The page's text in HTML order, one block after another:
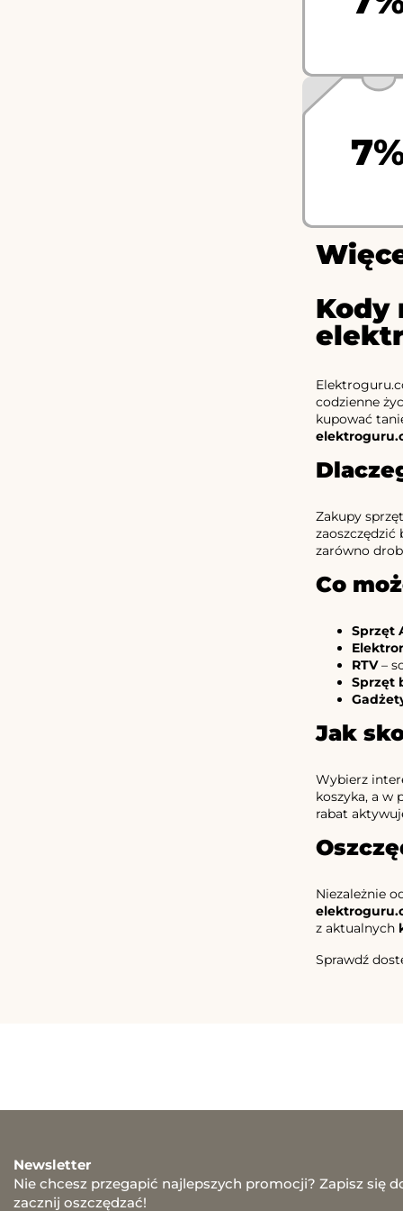
Kody
codzienne
kupować
Zakupy
zarówno
Co
Sprzęt
RTV–
Sprzęt
Jak
Wybierz
koszyka, a w
rabat
Niezależnie
z aktualnych
Sprawdź
Newsletter
Nie chcesz przegapić najlepszych promocji? Zapisz się
zacznij oszczędzać!